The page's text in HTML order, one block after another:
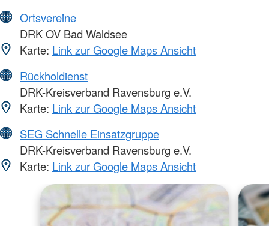
Ortsvereine
DRK OV Bad Waldsee
Karte: Link zur Google Maps Ansicht
Rückholdienst
DRK-Kreisverband Ravensburg e.V.
Karte: Link zur Google Maps Ansicht
SEG Schnelle Einsatzgruppe
DRK-Kreisverband Ravensburg e.V.
Karte: Link zur Google Maps Ansicht